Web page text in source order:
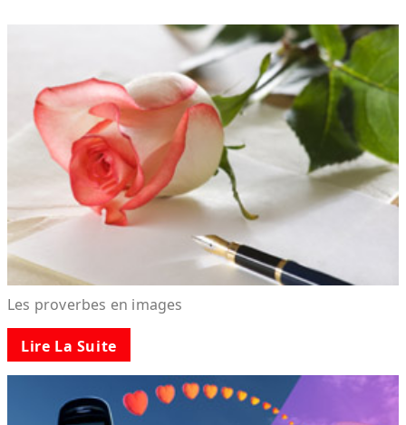
Les proverbes en images
Lire La Suite